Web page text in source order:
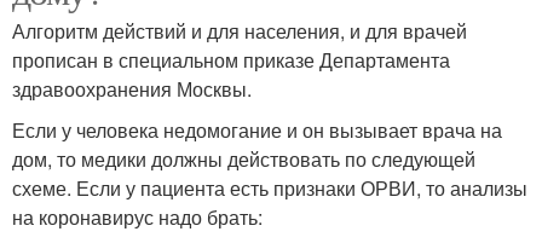
Алгоритм действий и для населения, и для врачей
прописан в специальном приказе Департамента
здравоохранения Москвы.
Если у человека недомогание и он вызывает врача на
дом, то медики должны действовать по следующей
схеме. Если у пациента есть признаки ОРВИ, то анализы
на коронавирус надо брать: